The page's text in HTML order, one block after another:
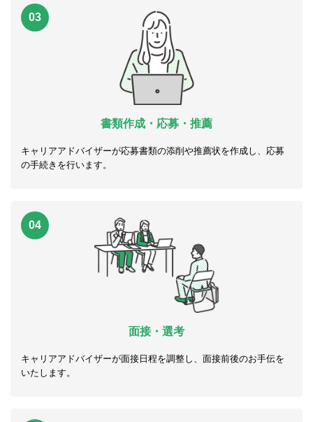
03
書類作成・応募・推薦
キャリアアドバイザーが応募書類の添削や推薦状を作成し、応募
の手続きを行います。
04
面接・選考
キャリアアドバイザーが面接日程を調整し、面接前後のお手伝を
いたします。